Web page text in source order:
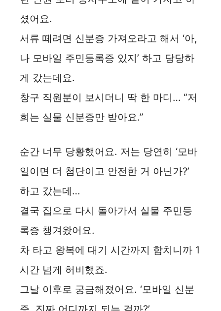
셨어요.
서류 떼려면 신분증 가져오라고 해서 ‘아,
나 모바일 주민등록증 있지’ 하고 당당하
게 갔는데요.
창구 직원분이 보시더니 딱 한 마디… “저
희는 실물 신분증만 받아요.”
순간 너무 당황했어요. 저는 당연히 ‘모바
일이면 더 첨단이고 안전한 거 아닌가?’
하고 갔는데…
결국 집으로 다시 돌아가서 실물 주민등
록증 챙겨왔어요.
차 타고 왕복에 대기 시간까지 합치니까 1
시간 넘게 허비했죠.
그날 이후로 궁금해졌어요. ‘모바일 신분